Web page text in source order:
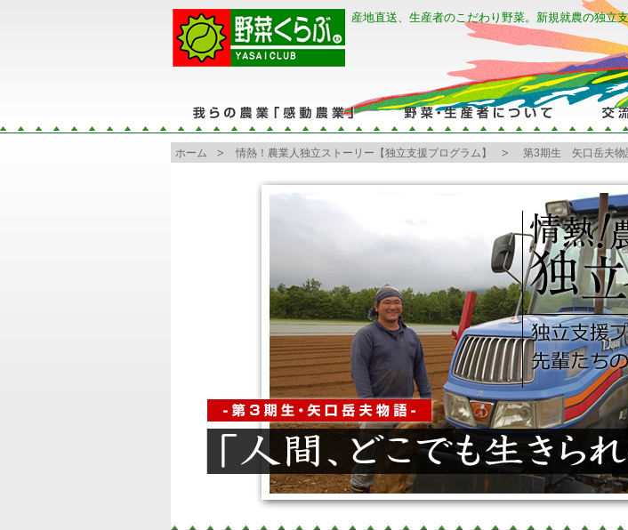
産地直送、生産者のこだわり野菜。新規就農の独立支
ホーム 情熱！農業人独立ストーリー【独立支援プログラム】 第3期生 矢口岳夫物